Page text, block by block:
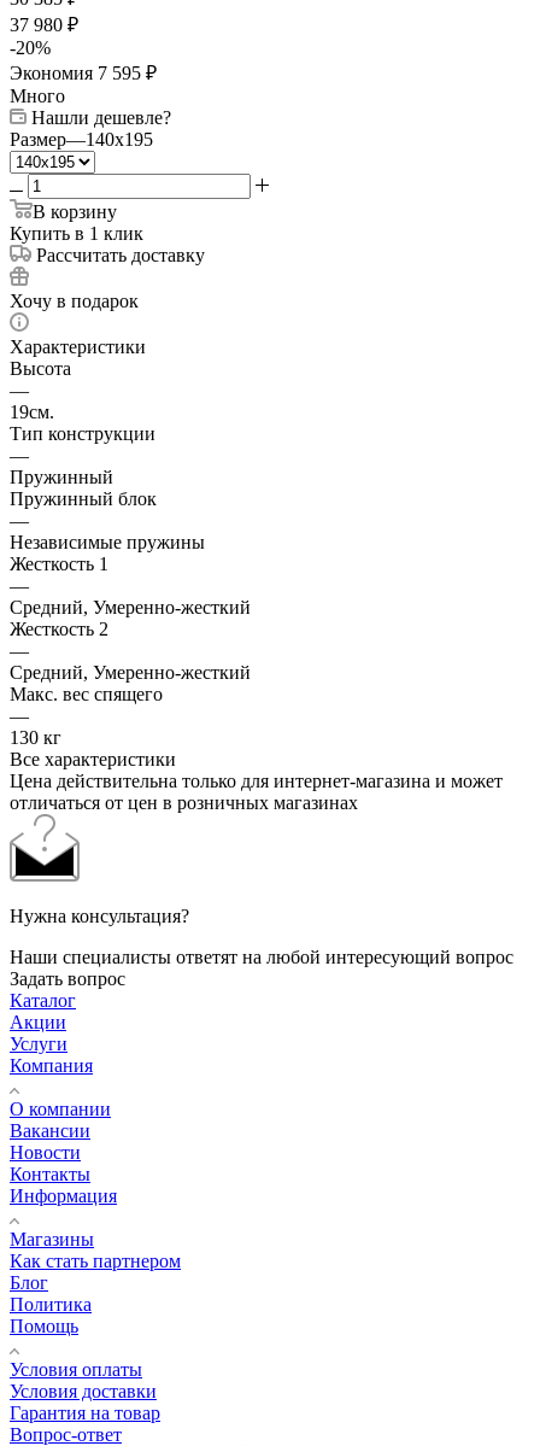
37 980 ₽
-20%
Экономия 7 595 ₽
Много
Нашли дешевле?
Размер—140x195
В корзину
Купить в 1 клик
Рассчитать доставку
Хочу в подарок
Характеристики
Высота
—
19см.
Тип конструкции
—
Пружинный
Пружинный блок
—
Независимые пружины
Жесткость 1
—
Средний, Умеренно-жесткий
Жесткость 2
—
Средний, Умеренно-жесткий
Макс. вес спящего
—
130 кг
Все характеристики
Цена действительна только для интернет-магазина и может
отличаться от цен в розничных магазинах
Нужна консультация?
Наши специалисты ответят на любой интересующий вопрос
Задать вопрос
Каталог
Акции
Услуги
Компания
О компании
Вакансии
Новости
Контакты
Информация
Магазины
Как стать партнером
Блог
Политика
Помощь
Условия оплаты
Условия доставки
Гарантия на товар
Вопрос-ответ